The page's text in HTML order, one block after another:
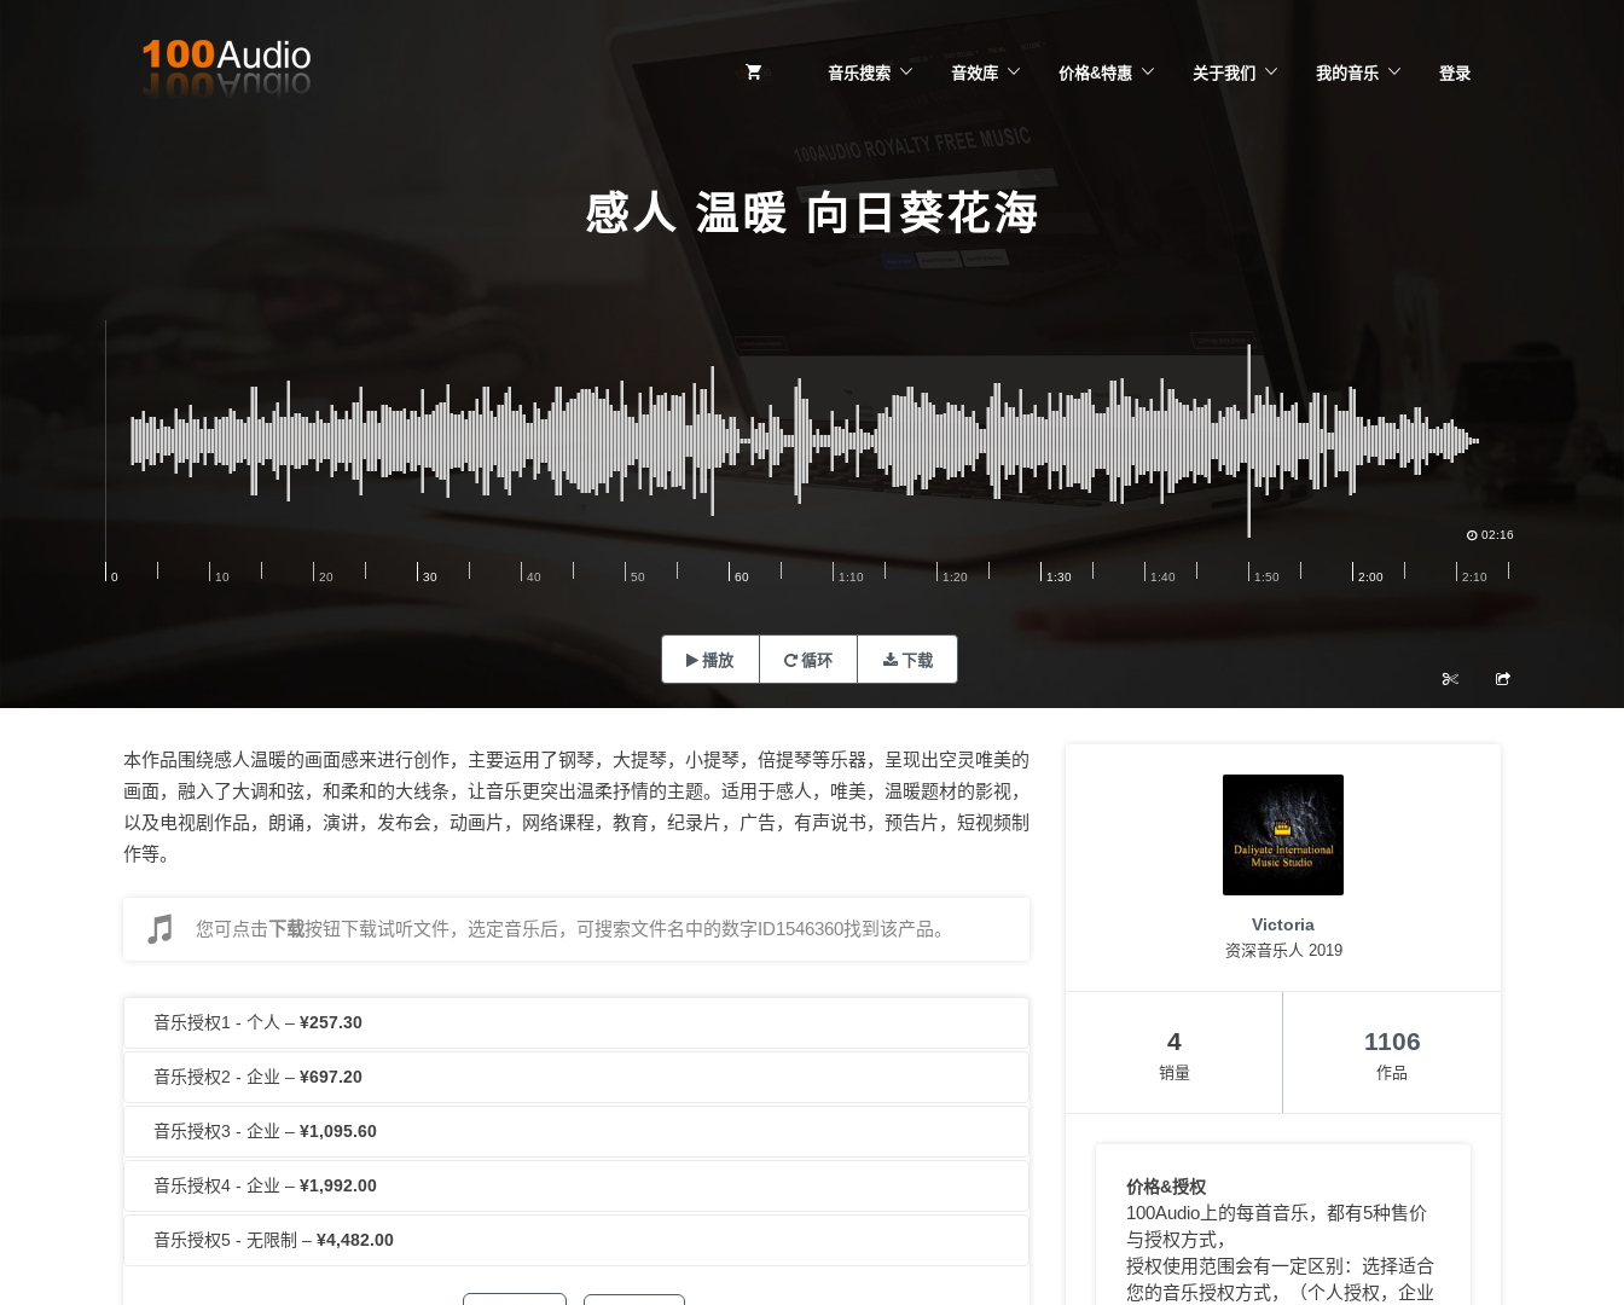
音乐搜索 音效库 价格&特惠 关于我们 我的音乐 登录
感人 温暖 向日葵花海
播放 循环 下载
02:16
本作品围绕感人温暖的画面感来进行创作，主要运用了钢琴，大提琴，小提琴，倍提琴等乐器，呈现出空灵唯美的
画面，融入了大调和弦，和柔和的大线条，让音乐更突出温柔抒情的主题。适用于感人，唯美，温暖题材的影视，
以及电视剧作品，朗诵，演讲，发布会，动画片，网络课程，教育，纪录片，广告，有声说书，预告片，短视频制
作等。
您可点击下载按钮下载试听文件，选定音乐后，可搜索文件名中的数字ID1546360找到该产品。
音乐授权1 - 个人 – ¥257.30
音乐授权2 - 企业 – ¥697.20
音乐授权3 - 企业 – ¥1,095.60
音乐授权4 - 企业 – ¥1,992.00
音乐授权5 - 无限制 – ¥4,482.00
Victoria
资深音乐人 2019
4
销量
1106
作品
价格&授权
100Audio上的每首音乐，都有5种售价
与授权方式，
授权使用范围会有一定区别：选择适合
您的音乐授权方式，（个人授权，企业